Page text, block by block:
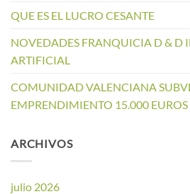
QUE ES EL LUCRO CESANTE
NOVEDADES FRANQUICIA D & D
ARTIFICIAL
COMUNIDAD VALENCIANA
EMPRENDIMIENTO 15.000 EUROS
ARCHIVOS
julio 2026